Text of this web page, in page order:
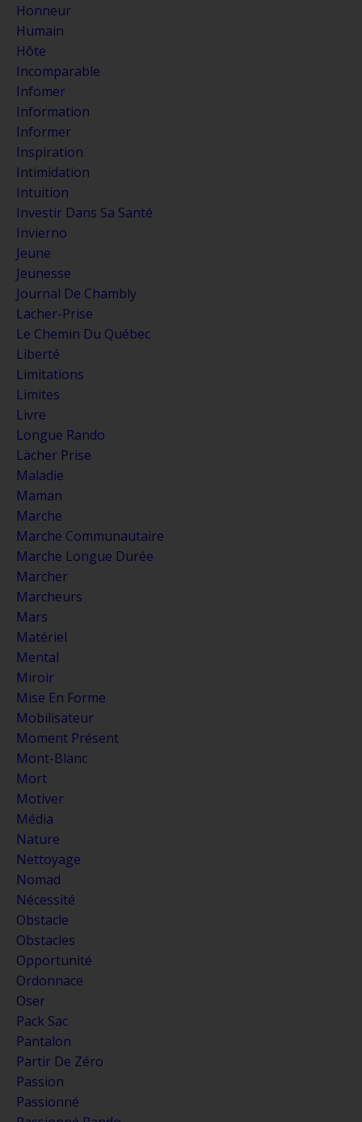
Honneur
Humain
Hôte
Incomparable
Infomer
Information
Informer
Inspiration
Intimidation
Intuition
Investir Dans Sa Santé
Invierno
Jeune
Jeunesse
Journal De Chambly
Lacher-Prise
Le Chemin Du Québec
Liberté
Limitations
Limites
Livre
Longue Rando
Lächer Prise
Maladie
Maman
Marche
Marche Communautaire
Marche Longue Durée
Marcher
Marcheurs
Mars
Matériel
Mental
Miroir
Mise En Forme
Mobilisateur
Moment Présent
Mont-Blanc
Mort
Motiver
Média
Nature
Nettoyage
Nomad
Nécessité
Obstacle
Obstacles
Opportunité
Ordonnace
Oser
Pack Sac
Pantalon
Partir De Zéro
Passion
Passionné